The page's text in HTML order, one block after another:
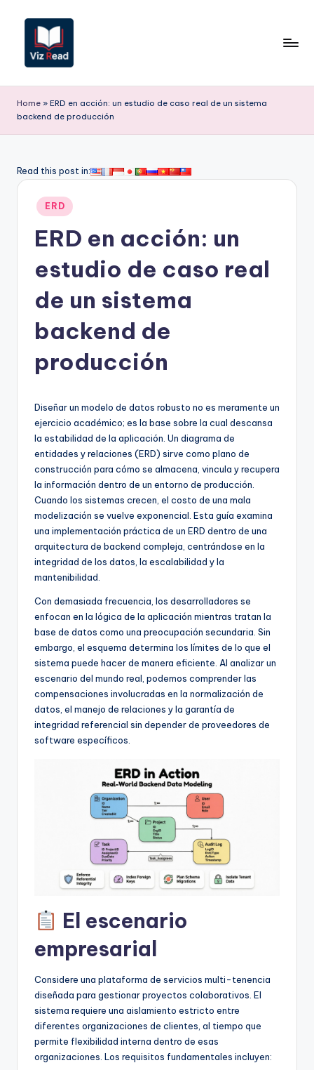
contenido
iz
R
a
A
S
o
w
&
D
it
Home » ERD en acción: un estudio de caso real de un sistema
backend de producción
Read this post in:
Publicado
en
ERD
ERD en acción: un
estudio de caso real
de un sistema
backend de
producción
Diseñar un modelo de datos robusto no es meramente un
ejercicio académico; es la base sobre la cual descansa
la estabilidad de la aplicación. Un diagrama de
entidades y relaciones (ERD) sirve como plano de
construcción para cómo se almacena, vincula y recupera
la información dentro de un entorno de producción.
Cuando los sistemas crecen, el costo de una mala
modelización se vuelve exponencial. Esta guía examina
una implementación práctica de un ERD dentro de una
arquitectura de backend compleja, centrándose en la
integridad de los datos, la escalabilidad y la
mantenibilidad.
Con demasiada frecuencia, los desarrolladores se
enfocan en la lógica de la aplicación mientras tratan la
base de datos como una preocupación secundaria. Sin
embargo, el esquema determina los límites de lo que el
sistema puede hacer de manera eficiente. Al analizar un
escenario del mundo real, podemos comprender las
compensaciones involucradas en la normalización de
datos, el manejo de relaciones y la garantía de
integridad referencial sin depender de proveedores de
software específicos.
El escenario
empresarial
Considere una plataforma de servicios multi-tenencia
diseñada para gestionar proyectos colaborativos. El
sistema requiere una aislamiento estricto entre
diferentes organizaciones de clientes, al tiempo que
permite flexibilidad interna dentro de esas
organizaciones. Los requisitos fundamentales incluyen: